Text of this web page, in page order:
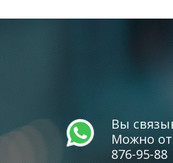
Вы
Можно
876-95-88